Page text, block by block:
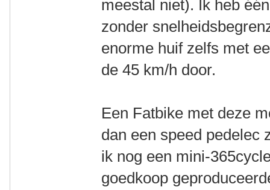
meestal niet). Ik heb
zonder
enorme huif zelfs met
de 45 km/h door.
Een Fatbike met deze
dan een speed pedelec
ik nog een mini-
goedkoop